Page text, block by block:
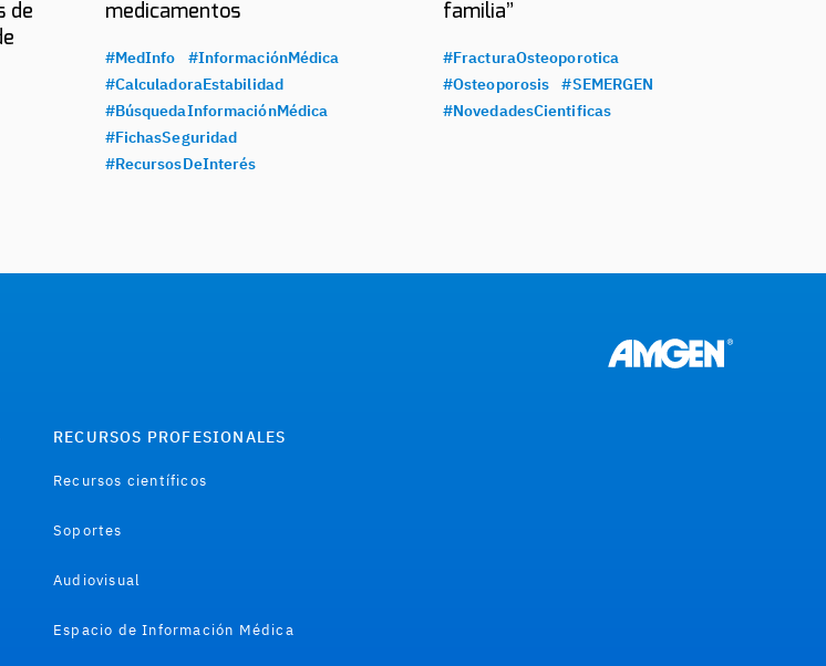
de
medicamentos
#MedInfo
#InformaciónMédica
#CalculadoraEstabilidad
#BúsquedaInformaciónMédica
#FichasSeguridad
#RecursosDeInterés
familia”
#FracturaOsteoporotica
#Osteoporosis
#SEMERGEN
#NovedadesCientificas
RECURSOS PROFESIONALES
Recursos científicos
Soportes
Audiovisual
Espacio de Información Médica